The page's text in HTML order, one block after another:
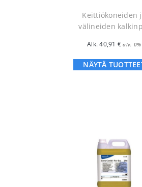
Keittiökoneiden
välineiden
Alk.40,91 € alv. 0%
NÄYTÄ